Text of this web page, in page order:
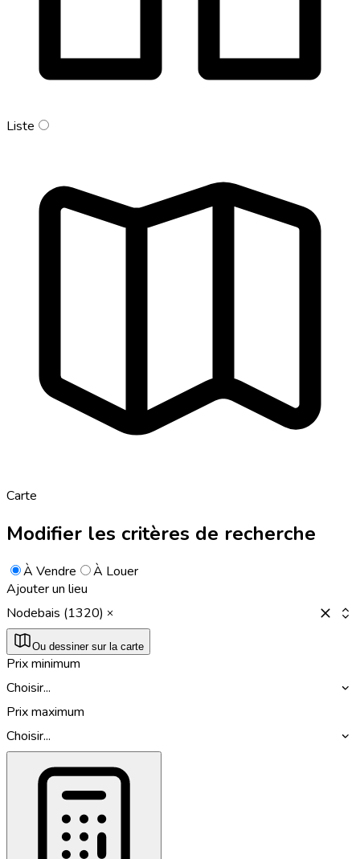
Liste
Carte
Modifier les critères de recherche
À Vendre
À Louer
Ajouter un lieu
Nodebais (1320)
Ou dessiner sur la carte
Prix minimum
Choisir...
Prix maximum
Choisir...